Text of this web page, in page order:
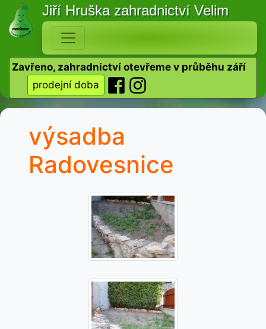
Jiří Hruška zahradnictví Velim
Zavřeno, zahradnictví otevřeme v průběhu září
prodejní doba
výsadba
Radovesnice